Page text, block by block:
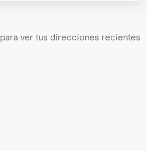
para ver tus direcciones recientes